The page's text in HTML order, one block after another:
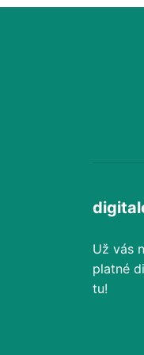
Už vás
platné
tu!